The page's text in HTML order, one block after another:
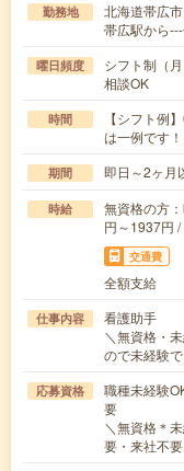
勤務地
北海道帯広市
帯広駅から
曜日頻度
シフト制（
相談OK
時間
【シフト例
は一例です
期間 即日～2ヶ月
時給
無資格の方
円～1937円
交通費
全額支給
仕事内容
看護助手
＼無資格・
ので未経験
応募資格
職種未経験
要
＼無資格＊
要・来社不